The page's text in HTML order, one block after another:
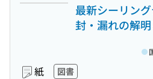
最新シーリン
封・漏れの解
紙 図書